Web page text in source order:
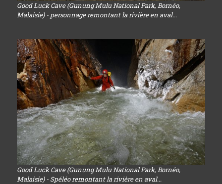
Good Luck Cave (Gunung Mulu National Park, Bornéo,
Malaisie) - personnage remontant la rivière en aval...
Good Luck Cave (Gunung Mulu National Park, Bornéo,
Malaisie) - Spéléo remontant la rivière en aval...